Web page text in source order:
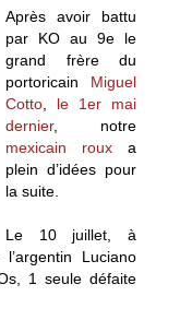
Après avoir battu
par KO au 9e le
grand frère du
portoricain Miguel
Cotto
le 1er mai
dernier, notre
mexicain roux a
plein d’idées pour
la suite.
Le 10 juillet, à
Luciano
1 seule défaite